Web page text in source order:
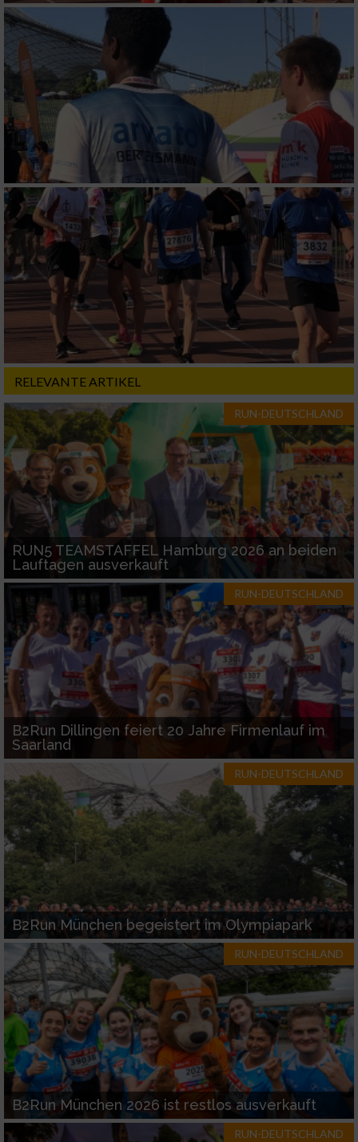
RELEVANTE ARTIKEL
RUN-DEUTSCHLAND
RUN5 TEAMSTAFFEL Hamburg 2026 an beiden
Lauftagen ausverkauft
RUN-DEUTSCHLAND
B2Run Dillingen feiert 20 Jahre Firmenlauf im
Saarland
RUN-DEUTSCHLAND
B2Run München begeistert im Olympiapark
RUN-DEUTSCHLAND
B2Run München 2026 ist restlos ausverkauft
RUN-DEUTSCHLAND
IAB-Besonderheiten:
Verwendung genauer Standortdaten
Geräte anhand von aktiv angeforderten
Informationen identifizieren
Nicht-IAB-Verarbeitungszwecke:
Notwendig
Performance
Funktional
Werbung